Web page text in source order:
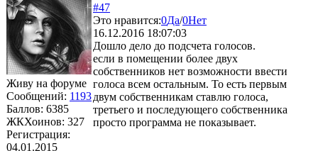
Живу на форуме
Сообщений: 1193
Баллов: 6385
ЖКХоинов: 327
Регистрация:
04.01.2015
#47
Это нравится:0Да/0Нет
16.12.2016 18:07:03
Дошло дело до подсчета голосов.
если в помещении более двух
собственников нет возможности ввести
голоса всем остальным. То есть первым
двум собственникам ставлю голоса,
третьего и последующего собственника
просто программа не показывает.